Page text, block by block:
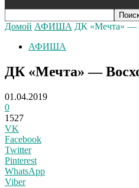
Домой АФИША ДК «Мечта» —
АФИША
ДК «Мечта» —
01.04.2019
0
1527
VK
Facebook
Twitter
Pinterest
WhatsApp
Viber